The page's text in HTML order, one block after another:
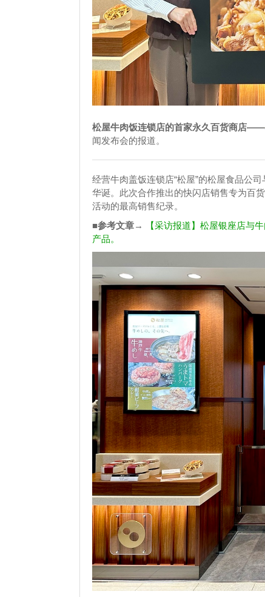
松屋牛肉饭连锁店的首家永久百货商店——
闻发布会的报道。
经营牛肉盖饭连锁店“松屋”的松屋食品公
华诞。此次合作推出的快闪店销售专为百
活动的最高销售纪录。
■参考文章→
【采访报道】松屋银座店与
产品。